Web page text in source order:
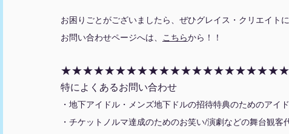
お困りごとがございましたら、ぜひグレイス・クリエイト
お問い合わせページへは、
こちらから！！
特によくあるお問い合わせ
・地下アイドル・メンズ地下ドルの招待特典のためのアイ
・チケットノルマ達成のためのお笑い/演劇などの舞台観客